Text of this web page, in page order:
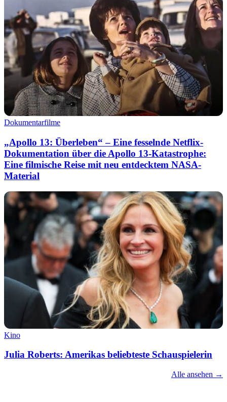
Dokumentarfilme
„Apollo 13: Überleben“ – Eine fesselnde Netflix-
Dokumentation über die Apollo 13-Katastrophe:
Eine filmische Reise mit neu entdecktem NASA-
Material
Kino
Julia Roberts: Amerikas beliebteste Schauspielerin
Alle ansehen →